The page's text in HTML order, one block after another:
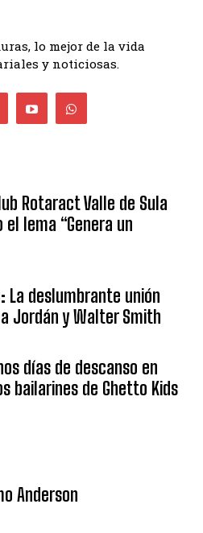
lo mejor de la vida
y noticiosas.
Rotaract Valle de Sula
lema “Genera un
La deslumbrante unión
Jordán y Walter Smith
días de descanso en
bailarines de Ghetto Kids
Anderson